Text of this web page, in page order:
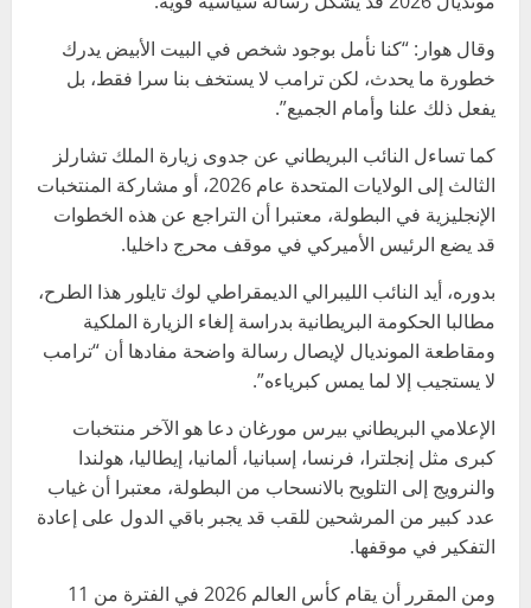
وقال هوار: “كنا نأمل بوجود شخص في البيت الأبيض يدرك
خطورة ما يحدث، لكن ترامب لا يستخف بنا سرا فقط، بل
يفعل ذلك علنا وأمام الجميع”.
كما تساءل النائب البريطاني عن جدوى زيارة الملك تشارلز
الثالث إلى الولايات المتحدة عام 2026، أو مشاركة المنتخبات
الإنجليزية في البطولة، معتبرا أن التراجع عن هذه الخطوات
قد يضع الرئيس الأميركي في موقف محرج داخليا.
بدوره، أيد النائب الليبرالي الديمقراطي لوك تايلور هذا الطرح،
مطالبا الحكومة البريطانية بدراسة إلغاء الزيارة الملكية
ومقاطعة المونديال لإيصال رسالة واضحة مفادها أن “ترامب
لا يستجيب إلا لما يمس كبرياءه”.
الإعلامي البريطاني بيرس مورغان دعا هو الآخر منتخبات
كبرى مثل إنجلترا، فرنسا، إسبانيا، ألمانيا، إيطاليا، هولندا
والنرويج إلى التلويح بالانسحاب من البطولة، معتبرا أن غياب
عدد كبير من المرشحين للقب قد يجبر باقي الدول على إعادة
التفكير في موقفها.
ومن المقرر أن يقام كأس العالم 2026 في الفترة من 11